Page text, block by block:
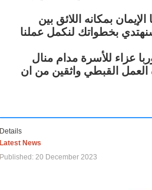
بمكانه اللائق بين
بخطواتك لنكمل عملنا
عزاء للأسرة مدام منال
العمل القبطي واثقين من ان
Details
Latest News
Published: 20 December 2023